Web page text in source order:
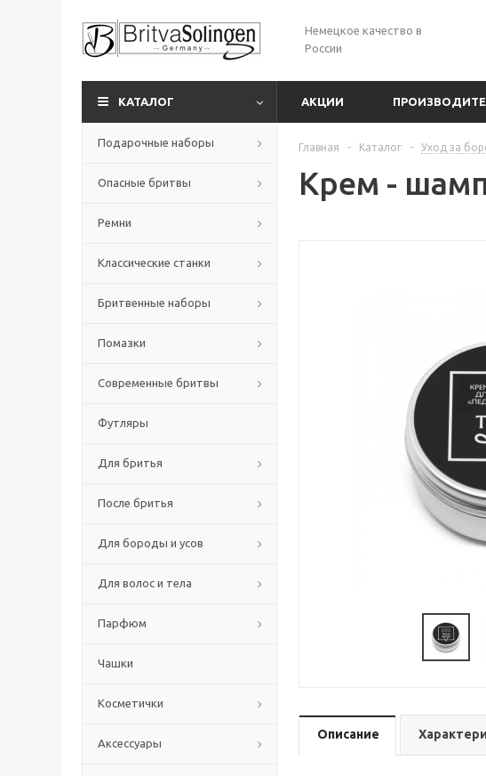
Немецкое качество в
России
КАТАЛОГ АКЦИИ
Подарочные наборы
Опасные бритвы
Ремни
Классические станки
Бритвенные наборы
Помазки
Современные бритвы
Футляры
Для бритья
После бритья
Для бороды и усов
Для волос и тела
Парфюм
Чашки
Косметички
Аксессуары
Главная - Каталог - Уход за
Крем -
Описание